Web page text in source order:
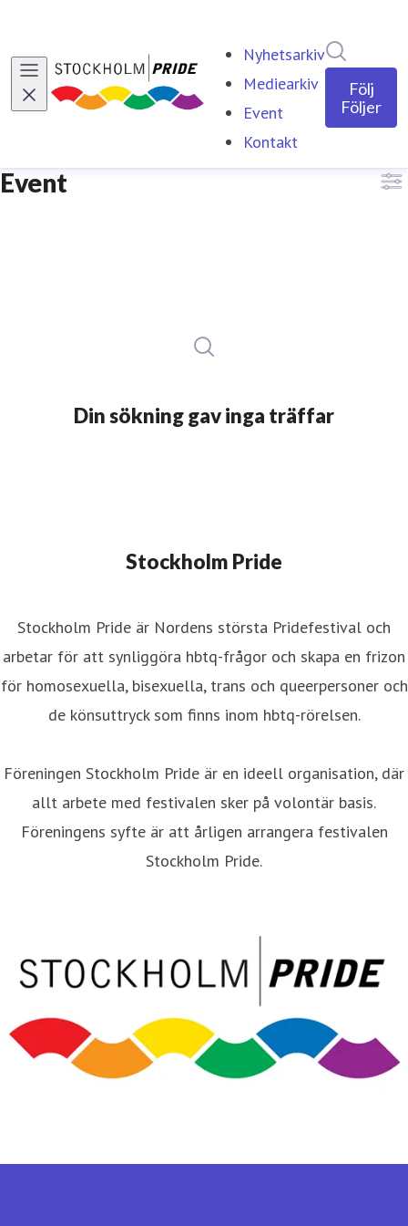
Nyhetsarkiv
Mediearkiv
Event
Kontakt
Följ
Följer
Event
Din sökning gav inga träffar
Stockholm Pride
Stockholm Pride är Nordens största Pridefestival och
arbetar för att synliggöra hbtq-frågor och skapa en frizon
för homosexuella, bisexuella, trans och queerpersoner och
de könsuttryck som finns inom hbtq-rörelsen.
Föreningen Stockholm Pride är en ideell organisation, där
allt arbete med festivalen sker på volontär basis.
Föreningens syfte är att årligen arrangera festivalen
Stockholm Pride.